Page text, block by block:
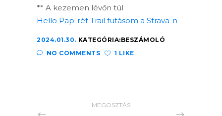
** A kezemen lévőn túl
Hello Pap-rét Trail futásom a Strava-n
2024.01.30. KATEGÓRIA:BESZÁMOLÓ
NO COMMENTS
1 LIKE
MEGOSZTÁS